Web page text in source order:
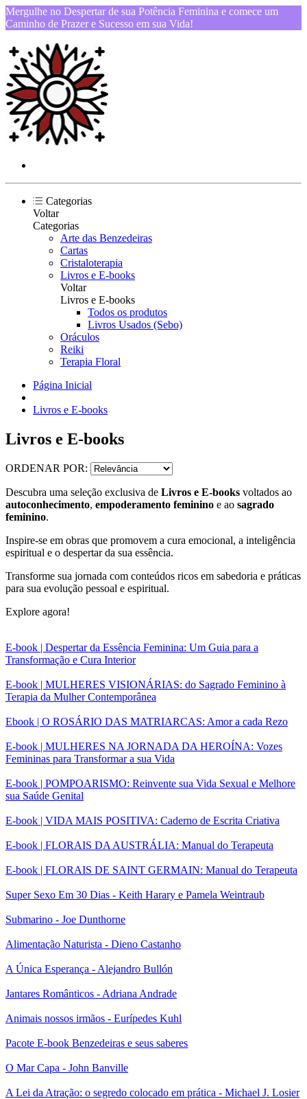
Mergulhe no Despertar de sua Potência Feminina e comece um
Caminho de Prazer e Sucesso em sua Vida!
Categorias
Voltar
Categorias
Arte das Benzedeiras
Cartas
Cristaloterapia
Livros e E-books
Voltar
Livros e E-books
Todos os produtos
Livros Usados (Sebo)
Oráculos
Reiki
Terapia Floral
Página Inicial
Livros e E-books
Livros e E-books
ORDENAR POR:
Descubra uma seleção exclusiva de Livros e E-books voltados ao
autoconhecimento, empoderamento feminino e ao sagrado
feminino.
Inspire-se em obras que promovem a cura emocional, a inteligência
espiritual e o despertar da sua essência.
Transforme sua jornada com conteúdos ricos em sabedoria e práticas
para sua evolução pessoal e espiritual.
Explore agora!
E-book | Despertar da Essência Feminina: Um Guia para a
Transformação e Cura Interior
E-book | MULHERES VISIONÁRIAS: do Sagrado Feminino à
Terapia da Mulher Contemporânea
Ebook | O ROSÁRIO DAS MATRIARCAS: Amor a cada Rezo
E-book | MULHERES NA JORNADA DA HEROÍNA: Vozes
Femininas para Transformar a sua Vida
E-book | POMPOARISMO: Reinvente sua Vida Sexual e Melhore
sua Saúde Genital
E-book | VIDA MAIS POSITIVA: Caderno de Escrita Criativa
E-book | FLORAIS DA AUSTRÁLIA: Manual do Terapeuta
E-book | FLORAIS DE SAINT GERMAIN: Manual do Terapeuta
Super Sexo Em 30 Dias - Keith Harary e Pamela Weintraub
Submarino - Joe Dunthorne
Alimentação Naturista - Dieno Castanho
A Única Esperança - Alejandro Bullón
Jantares Românticos - Adriana Andrade
Animais nossos irmãos - Eurípedes Kuhl
Pacote E-book Benzedeiras e seus saberes
O Mar Capa - John Banville
A Lei da Atração: o segredo colocado em prática - Michael J. Losier